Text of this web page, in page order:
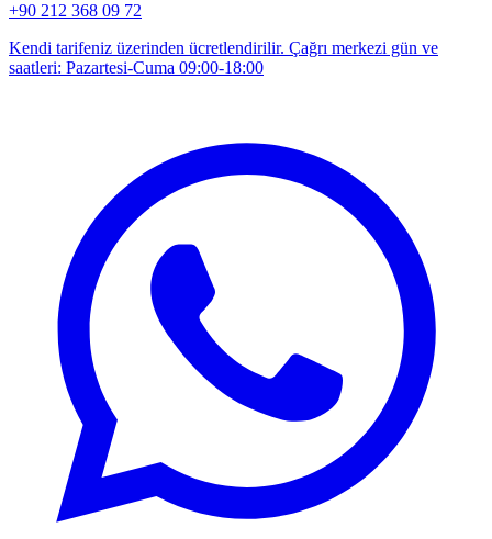
+90 212 368 09 72
Kendi tarifeniz üzerinden ücretlendirilir. Çağrı merkezi gün ve
saatleri: Pazartesi-Cuma 09:00-18:00